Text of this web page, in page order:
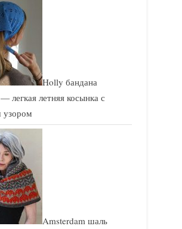
Holly бандана
легкая летняя косынка с
Amsterdam шаль